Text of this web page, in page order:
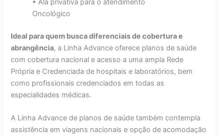
• Ala privativa para o atendimento
Oncológico
Ideal para quem busca diferenciais de cobertura e
abrangência, a Linha Advance oferece planos de saúde
com cobertura nacional e acesso a uma ampla Rede
Própria e Credenciada de hospitais e laboratórios, bem
como profissionais credenciados em todas as
especialidades médicas.
A Linha Advance de planos de saúde também contempla
assistência em viagens nacionais e opção de acomodação